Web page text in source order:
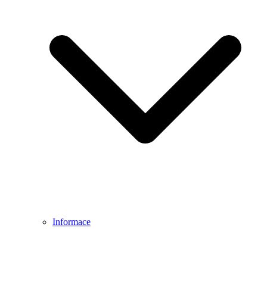
Informace